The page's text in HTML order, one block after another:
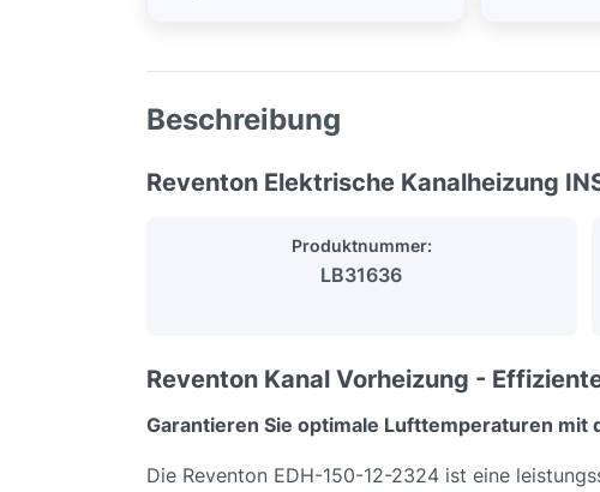
Beschreibung
Reventon Elektrische Kanalheizung
Produktnummer:
LB31636
Reventon Kanal Vorheizung -
Garantieren Sie optimale Lufttemperaturen mit
Die Reventon EDH-150-12-2324 ist eine